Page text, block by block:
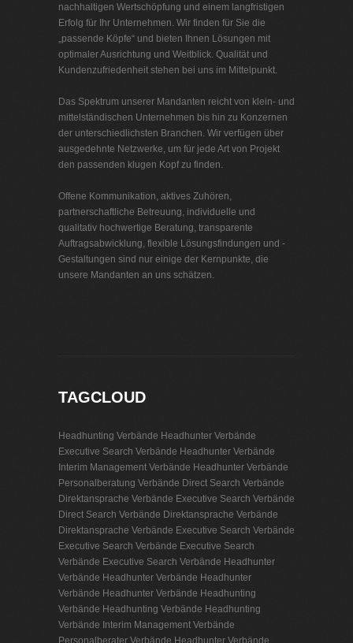
nachhaltigen Wertschöpfung und einem langfristigen
Erfolg für Ihr Unternehmen. Wir finden für Sie die
„passende Köpfe“ und bieten Ihnen Lösungen mit
optimaler Ausrichtung und Weitblick. Qualität und
Kundenzufriedenheit stehen bei uns im Mittelpunkt.
Das Spektrum unserer Mandanten reicht von klein- und
mittelständischen Unternehmen bis hin zu Konzernen
der unterschiedlichsten Branchen. Wir verfügen über
ausgedehnte Netzwerke, um für jede Art von Projekt
den passenden klugen Kopf zu finden.
Offene Kommunikation, aktives Zuhören,
partnerschaftliche Betreuung, individuelle und
qualitativ hochwertige Beratung, transparente
Auftragsabwicklung, flexible Lösungsfindungen und -
Gestaltungen sind nur einige der Kernpunkte, die
unsere Mandanten an uns schätzen.
TAGCLOUD
Headhunting Verbände Headhunter Verbände
Executive Search Verbände Headhunter Verbände
Interim Management Verbände Headhunter Verbände
Personalberatung Verbände Direct Search Verbände
Direktansprache Verbände Executive Search Verbände
Direct Search Verbände Direktansprache Verbände
Direktansprache Verbände Executive Search Verbände
Executive Search Verbände Executive Search
Verbände Executive Search Verbände Headhunter
Verbände Headhunter Verbände Headhunter
Verbände Headhunter Verbände Headhunting
Verbände Headhunting Verbände Headhunting
Verbände Interim Management Verbände
Personalberater Verbände Headhunter Verbände